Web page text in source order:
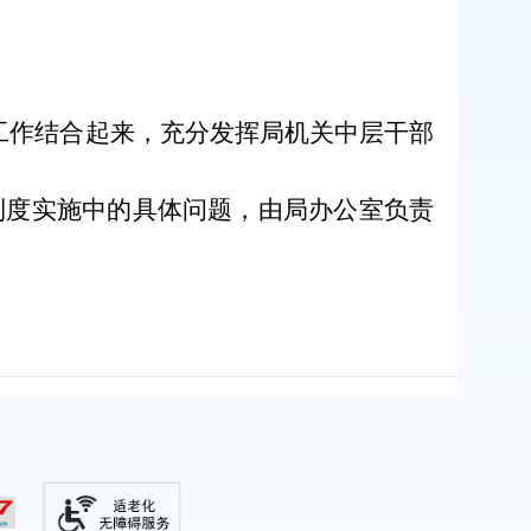
结合起来，充分发挥局机关中层干部
实施中的具体问题，由局办公室负责